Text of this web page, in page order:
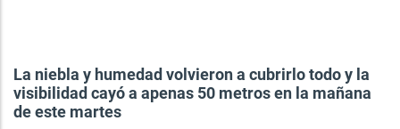
La niebla y humedad volvieron a cubrirlo todo y la
visibilidad cayó a apenas 50 metros en la mañana
de este martes